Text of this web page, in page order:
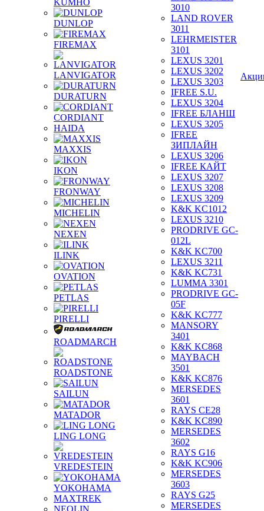
KUMHO
DUNLOP
FIREMAX
LANVIGATOR
DURATURN
CORDIANT
HAIDA
MAXXIS
IKON
FRONWAY
MICHELIN
NEXEN
ILINK
OVATION
PETLAS
PIRELLI
ROADMARCH
ROADSTONE
SAILUN
MATADOR
LING LONG
VREDESTEIN
YOKOHAMA
MAXTREK
NEOLIN
3010
LAND ROVER
3011
LEHRMEISTER
3101
LEXUS 3201
LEXUS 3202
LEXUS 3203
IFREE S.U.
LEXUS 3204
IFREE БЛАНШ
LEXUS 3205
IFREE
ЗИПЛАЙН
LEXUS 3206
IFREE КАЙТ
LEXUS 3207
LEXUS 3208
LEXUS 3209
K&K KC1012
LEXUS 3210
PRODRIVE GC-
012L
K&K KC700
LEXUS 3211
K&K KC731
LUMMA 3301
PRODRIVE GC-
05F
K&K KC777
MANSORY
3401
K&K KC868
MAYBACH
3501
K&K KC876
MERSEDES
3601
RAYS CE28
K&K KC890
MERSEDES
3602
RAYS G16
K&K KC906
MERSEDES
3603
RAYS G25
MERSEDES